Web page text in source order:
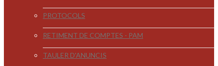
PROTOCOLS
RETIMENT DE COMPTES - PAM
TAULER D'ANUNCIS